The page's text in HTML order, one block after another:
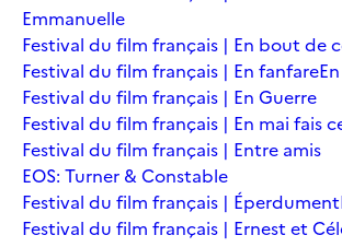
Emmanuelle
Festival du film français | En bout de
Festival du film français | En fanfare
Festival du film français | En Guerre
Festival du film français | En mai fais
Festival du film français | Entre amis
EOS: Turner & Constable
Festival du film français | Éperdument
Festival du film français | Ernest et